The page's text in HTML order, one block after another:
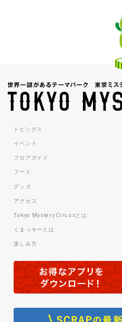
トピックス
イベント
フロアガイド
フード
グッズ
アクセス
Tokyo Mystery Circusとは
くまっキーとは
楽しみ方